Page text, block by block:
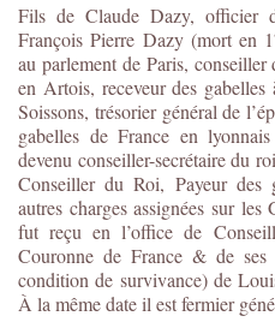
Fils de Claude Dazy, officier
François Pierre Dazy (mort en
au parlement de Paris,
en Artois, receveur des
Soissons, trésorier général de
gabelles de France en
devenu conseiller-secrétaire du
Conseiller du Roi, Payeur des
autres charges assignées sur
fut reçu en l’office de
Couronne de France & de
condition de survivance) de
À la même date il est fermier